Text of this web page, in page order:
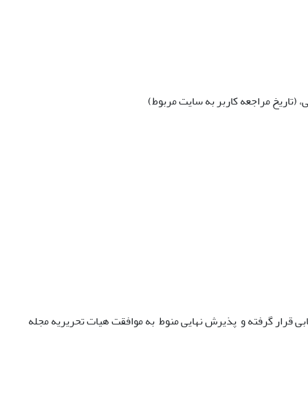
(تاریخ مراجعه کاربر به سایت مربوط)
قرار گرفته و پذیرش نهایی منوط به موافقت هیات تحریریه مجله